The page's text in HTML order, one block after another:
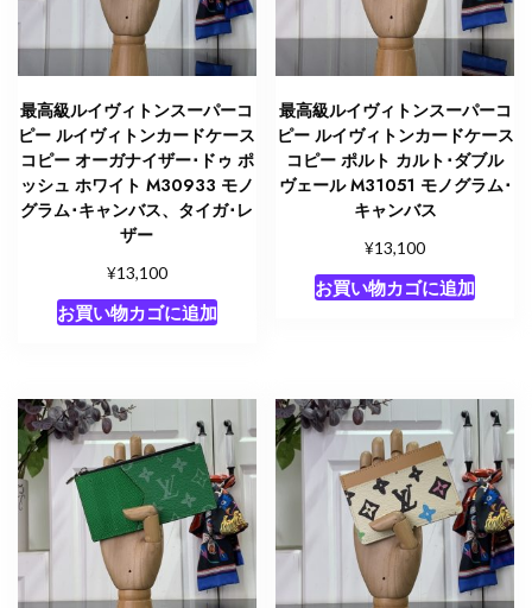
最高級ルイヴィトンスーパーコ
ピー ルイヴィトンカードケース
コピー オーガナイザー･ドゥ ポ
ッシュ ホワイト M30933 モノ
グラム･キャンバス、タイガ･レ
ザー
¥13,100
お買い物カゴに追加
最高級ルイヴィトンスーパーコ
ピー ルイヴィトンカードケース
コピー ポルト カルト･ダブル
ヴェール M31051 モノグラム･
キャンバス
¥13,100
お買い物カゴに追加